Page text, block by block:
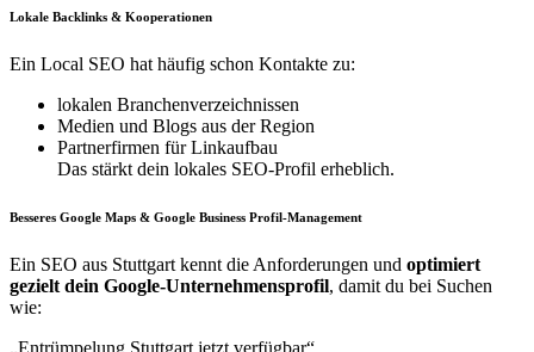
Lokale Backlinks & Kooperationen
Ein Local SEO hat häufig schon Kontakte zu:
lokalen Branchenverzeichnissen
Medien und Blogs aus der Region
Partnerfirmen für Linkaufbau
Das stärkt dein lokales SEO-Profil erheblich.
Besseres Google Maps & Google Business Profil-Management
Ein SEO aus Stuttgart kennt die Anforderungen und optimiert
gezielt dein Google-Unternehmensprofil, damit du bei Suchen
wie:
„Entrümpelung Stuttgart jetzt verfügbar“